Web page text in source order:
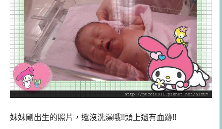
妹妹剛出生的照片，還沒洗澡哦!!頭上還有血跡!!